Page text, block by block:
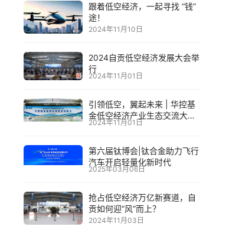
跟着低空经济，一起寻找 “钱”
途！
2024年11月10日
2024自贡低空经济发展大会举
行
2024年11月01日
引领低空，翼起未来 | 华控基
金低空经济产业生态交流大会
召开
2024年11月01日
第六届钛博会|钛合金助力飞行
汽车开启轻量化新时代
2025年03月06日
抢占低空经济万亿新赛道，自
贡如何迎“风”而上？
2024年11月03日